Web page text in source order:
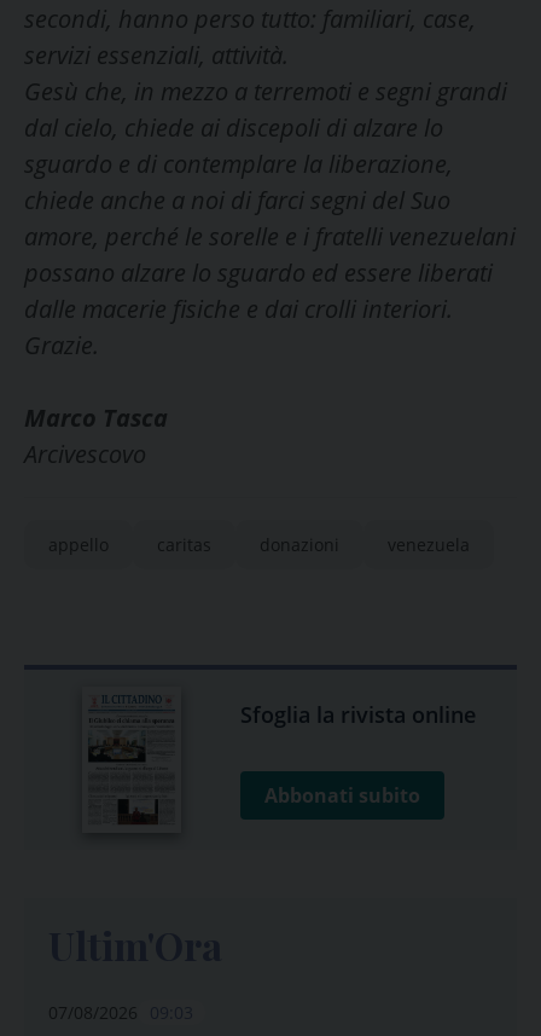
secondi, hanno perso tutto: familiari, case,
servizi essenziali, attività.
Gesù che, in mezzo a terremoti e segni grandi
dal cielo, chiede ai discepoli di alzare lo
sguardo e di contemplare la liberazione,
chiede anche a noi di farci segni del Suo
amore, perché le sorelle e i fratelli venezuelani
possano alzare lo sguardo ed essere liberati
dalle macerie fisiche e dai crolli interiori.
Grazie.
Marco Tasca
Arcivescovo
appello caritas donazioni venezuela
Sfoglia la rivista online
Abbonati subito
07/08/2026